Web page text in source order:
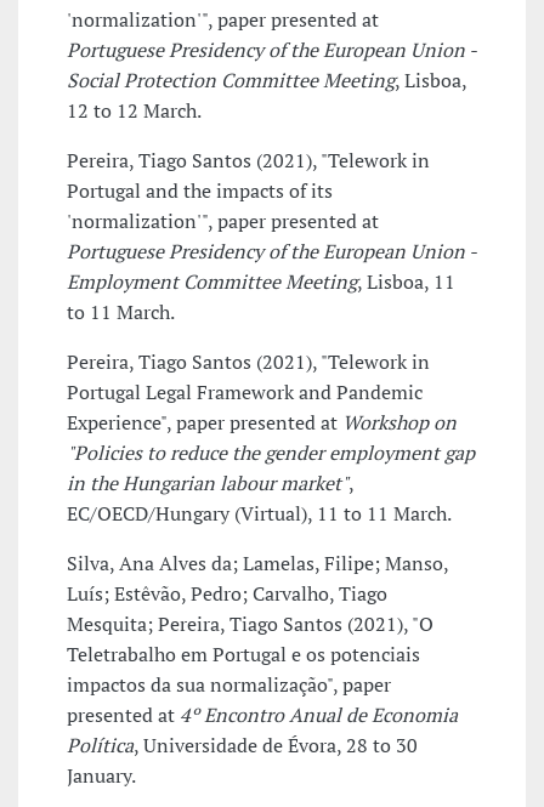
'normalization'", paper presented at
Portuguese Presidency of the European Union -
Social Protection Committee Meeting, Lisboa,
12 to 12 March.
Pereira, Tiago Santos (2021), "Telework in
Portugal and the impacts of its
'normalization'", paper presented at
Portuguese Presidency of the European Union -
Employment Committee Meeting, Lisboa, 11
to 11 March.
Pereira, Tiago Santos (2021), "Telework in
Portugal Legal Framework and Pandemic
Experience", paper presented at Workshop on
"Policies to reduce the gender employment gap
in the Hungarian labour market",
EC/OECD/Hungary (Virtual), 11 to 11 March.
Silva, Ana Alves da; Lamelas, Filipe; Manso,
Luís; Estêvão, Pedro; Carvalho, Tiago
Mesquita; Pereira, Tiago Santos (2021), "O
Teletrabalho em Portugal e os potenciais
impactos da sua normalização", paper
presented at 4º Encontro Anual de Economia
Política, Universidade de Évora, 28 to 30
January.